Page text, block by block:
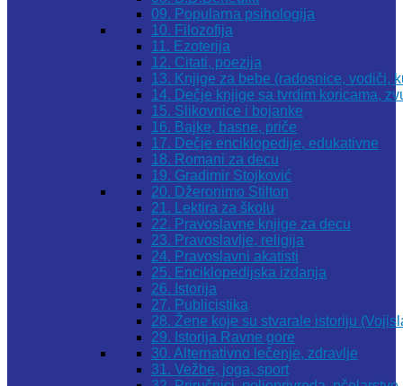
09. Popularna psihologija
10. Filozofija
11. Ezoterija
12. Citati, poezija
13. Knjige za bebe (radosnice, vodiči,
14. Dečje knjige sa tvrdim koricama,
15. Slikovnice i bojanke
16. Bajke, basne, priče
17. Dečje enciklopedije, edukativne
18. Romani za decu
19. Gradimir Stojković
20. Džeronimo Stilton
21. Lektira za školu
22. Pravoslavne knjige za decu
23. Pravoslavlje, religija
24. Pravoslavni akatisti
25. Enciklopedijska izdanja
26. Istorija
27. Publicistika
28. Žene koje su stvarale istoriju
29. Istorija Ravne gore
30. Alternativno lečenje, zdravlje
31. Vežbe, joga, sport